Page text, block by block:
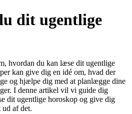
dit ugentlige
hvordan du kan læse dit ugentlige
kan give dig en idé om, hvad der
og hjælpe dig med at planlægge dine
I denne artikel vil vi guide dig
dit ugentlige horoskop og give dig
af det.